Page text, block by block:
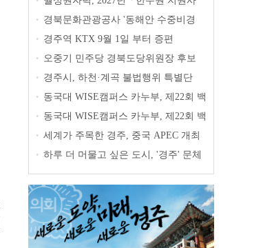
업」공모 new
• 경북문화관광공사 '동해안 수중비경
11선' 공개 new
• 경주역 KTX 9월 1일 부터 증편
•
오중기 민주당 경북도당위원장 후보
출마 선언
• 경주시, 하천·계곡 불법행위 특별단
속… 오는 31일까지 집중 점검
• 동국대 WISE캠퍼스 카누부, 제22회 백
마강배 전국대회 금메달 3개 획득
• 동국대 WISE캠퍼스 카누부, 제22회 백
마강배 전국대회 금메달 3개 획득
• 세계가 주목한 경주, 중국 APEC 개최
도시 선전시 대표단, 경주 성공사례 벤치
• 하루 더 머물고 싶은 도시, '경주' 문체
비 30억 확보